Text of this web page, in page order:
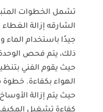
تشمل الخطوات
الشارقه إزالة
جيدًا باستخدام الماء
ذلك، يتم فحص الوحدة
حيث يقوم الفني
الهواء بكفاءة.
حيث يتم إزالة
كفاءة تشغيل